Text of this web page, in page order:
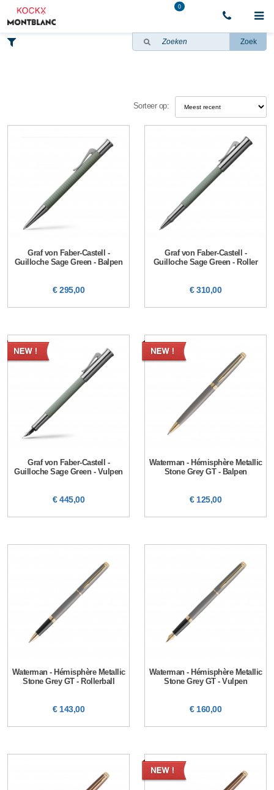
0
Zoek
Sorteer op:
Graf von Faber-Castell -
Guilloche Sage Green - Balpen
€ 295,00
Graf von Faber-Castell -
Guilloche Sage Green - Roller
€ 310,00
Graf von Faber-Castell -
Guilloche Sage Green - Vulpen
€ 445,00
Waterman - Hémisphère Metallic
Stone Grey GT - Balpen
€ 125,00
Waterman - Hémisphère Metallic
Stone Grey GT - Rollerball
€ 143,00
Waterman - Hémisphère Metallic
Stone Grey GT - Vulpen
€ 160,00